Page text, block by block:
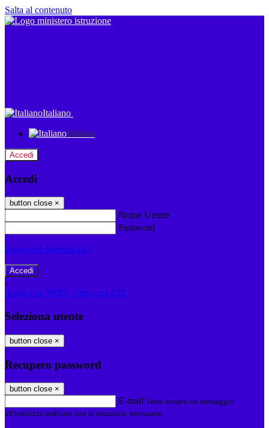
Salta al contenuto
Italiano
Italiano
Accedi
Accedi
button close ×
Nome Utente
Password
Password dimenticata?
-
Entra con SPID Entra con CIE
Seleziona utente
button close ×
Recupero password
button close ×
E-mail Verrà inviato un messaggio
all'indirizzo indicato con le istruzioni necessarie.